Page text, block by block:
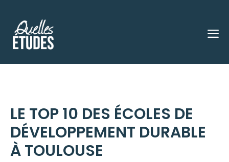
contenu
LE TOP 10 DES ÉCOLES DE
DÉVELOPPEMENT DURABLE
À TOULOUSE